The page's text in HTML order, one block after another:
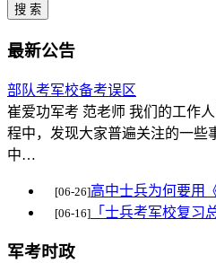
最新公告
部队考军校备考误区
崔爱功军考 范老师 我们的工作
程中，发现大家普遍关注的一些
中…
[06-26]高中士兵为何要用
[06-16] 「士兵考军校复习
军考时政